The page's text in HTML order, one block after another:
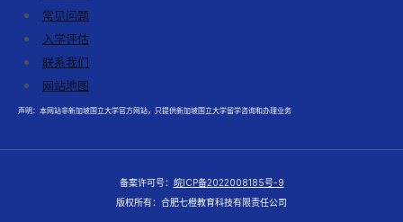
常见问题
入学评估
联系我们
网站地图
声明：本网站非新加坡国立大学官方网站，只提供新加坡国立大学留学咨询和办理业务
备案许可号： 皖ICP备2022008185号-9
版权所有：合肥七橙教育科技有限责任公司